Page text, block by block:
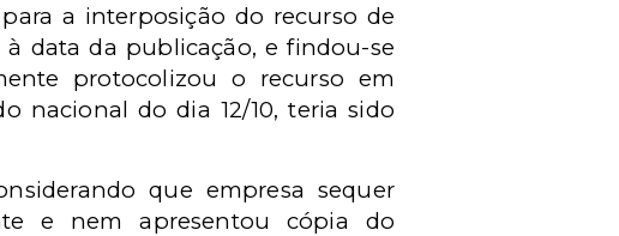
a interposição do recurso de
à data da publicação, e findou-se
protocolizou o recurso em
nacional do dia 12/10, teria sido
que empresa sequer
e nem apresentou cópia do